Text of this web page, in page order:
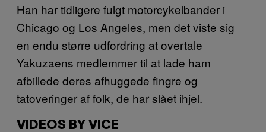
Han har tidligere fulgt motorcykelbander i
Chicago og Los Angeles, men det viste sig
en endu større udfordring at overtale
Yakuzaens medlemmer til at lade ham
afbillede deres afhuggede fingre og
tatoveringer af folk, de har slået ihjel.
VIDEOS BY VICE